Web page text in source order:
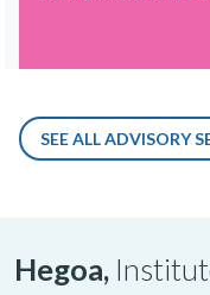
SEE ALL ADVISORY
Hegoa,